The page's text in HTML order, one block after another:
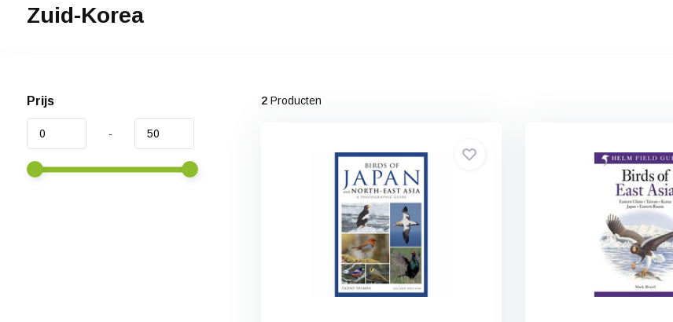
Zuid-Korea
Prijs
-
2Producten